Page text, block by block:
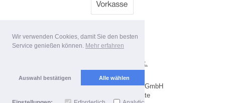
Wir verwenden Cookies, damit Sie den besten
Service genießen können. Mehr erfahren
Auswahl bestätigen Alle wählen
Alle Preise inkl. MwSt.
Lieferbedingungen
Copyright 2026 by Dartpoint GmbH
Mobile Shop by Shopgate